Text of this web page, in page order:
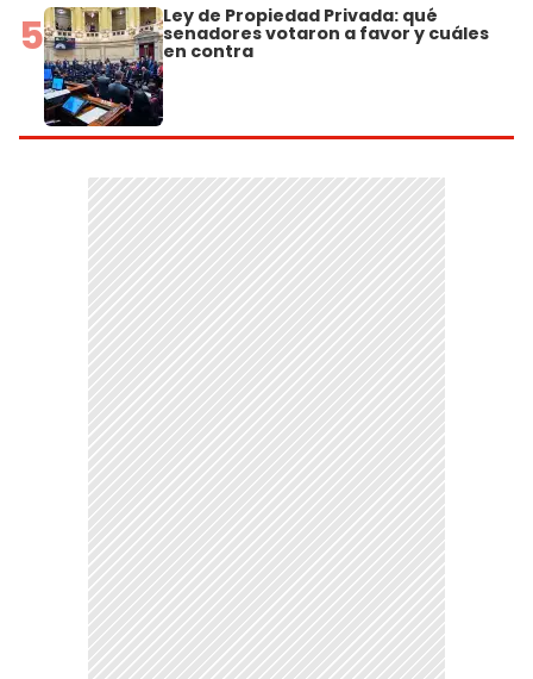
5 Ley de Propiedad Privada: qué
senadores votaron a favor y cuáles
en contra